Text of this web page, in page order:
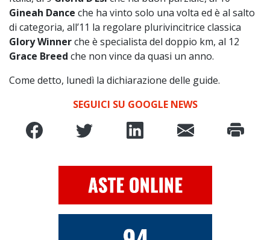
Gineah Dance che ha vinto solo una volta ed è al salto
di categoria, all’11 la regolare plurivincitrice classica
Glory Winnerche è specialista del doppio km, al 12
Grace Breed che non vince da quasi un anno.
Come detto, lunedì la dichiarazione delle guide.
SEGUICI SU GOOGLE NEWS